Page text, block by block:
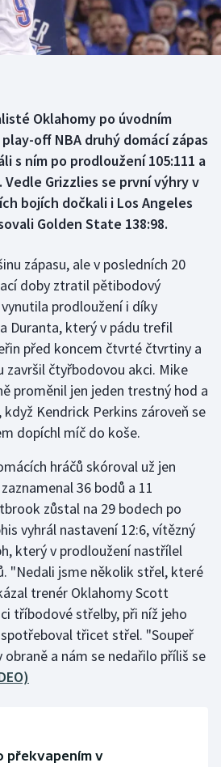
Oklahomy po úvodním
off NBA druhý domácí zápas
s ním po prodloužení 105:111 a
Grizzlies se první výhry v
bojích dočkali i Los Angeles
Golden State 138:98.
zápasu, ale v posledních 20
doby ztratil pětibodový
prodloužení i díky
Duranta, který v pádu trefil
před koncem čtvrté čtvrtiny a
završil čtyřbodovou akci. Mike
proměnil jen jeden trestný hod a
Kendrick Perkins zároveň se
dopíchl míč do koše.
hráčů skóroval už jen
36 bodů a 11
zůstal na 29 bodech po
vyhrál nastavení 12:6, vítězný
který v prodloužení nastřílel
"Nedali jsme několik střel, které
trenér Oklahomy Scott
tříbodové střelby, při níž jeho
třicet střel. "Soupeř
a nám se nedařilo příliš se
překvapením v